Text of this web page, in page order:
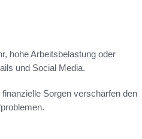
hohe Arbeitsbelastung oder
und Social Media.
Sorgen verschärfen den